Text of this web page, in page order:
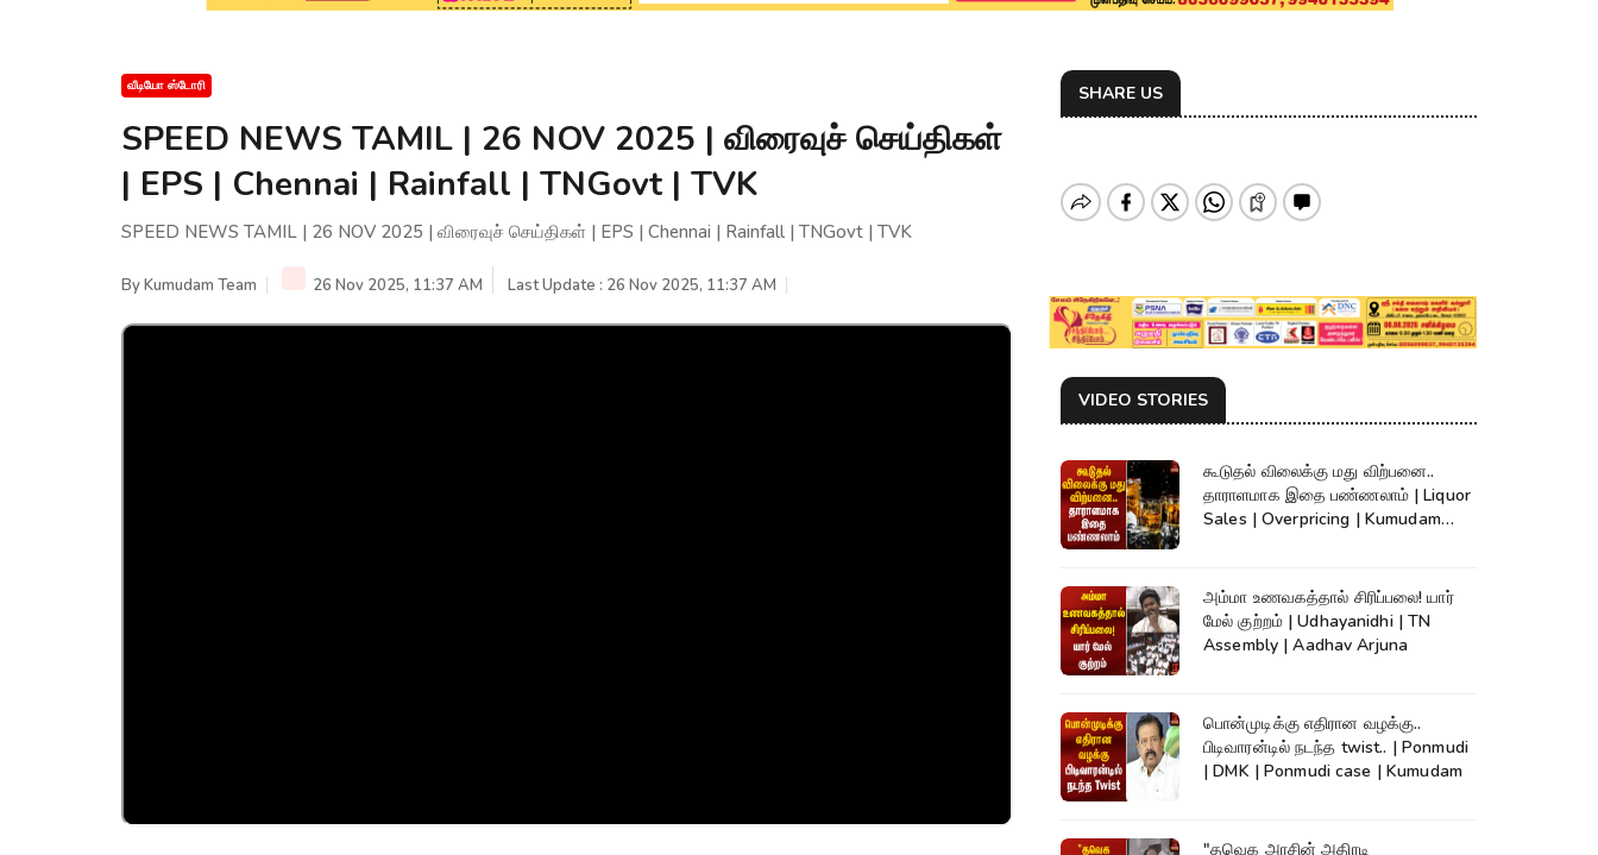
வீடியோ ஸ்டோரி
SPEED NEWS TAMIL | 26 NOV 2025 | விரைவுச் செய்திகள்
| EPS | Chennai | Rainfall | TNGovt | TVK
SPEED NEWS TAMIL | 26 NOV 2025 | விரைவுச் செய்திகள் | EPS | Chennai | Rainfall | TNGovt | TVK
ByKumudam Team 26 Nov 2025, 11:37 AM Last Update : 26 Nov 2025, 11:37 AM
SHARE US
VIDEO STORIES
கூடுதல் விலைக்கு மது விற்பனை..
தாராளமாக இதை பண்ணலாம் | Liquor
Sales | Overpricing | Kumudam
அம்மா உணவகத்தால் சிரிப்பலை! யார்
மேல் குற்றம் | Udhayanidhi | TN
Assembly | Aadhav Arjuna
பொன்முடிக்கு எதிரான வழக்கு..
பிடிவாரன்டில் நடந்த twist.. | Ponmudi
| DMK | Ponmudi case | Kumudam
"தவெக அரசின் அதிரடி